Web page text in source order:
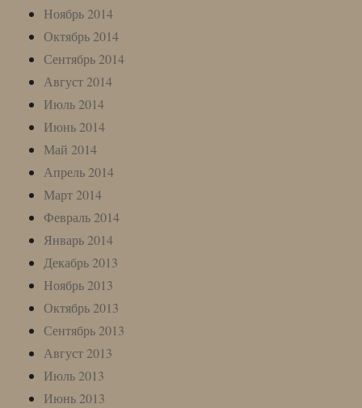
Ноябрь 2014
Октябрь 2014
Сентябрь 2014
Август 2014
Июль 2014
Июнь 2014
Май 2014
Апрель 2014
Март 2014
Февраль 2014
Январь 2014
Декабрь 2013
Ноябрь 2013
Октябрь 2013
Сентябрь 2013
Август 2013
Июль 2013
Июнь 2013